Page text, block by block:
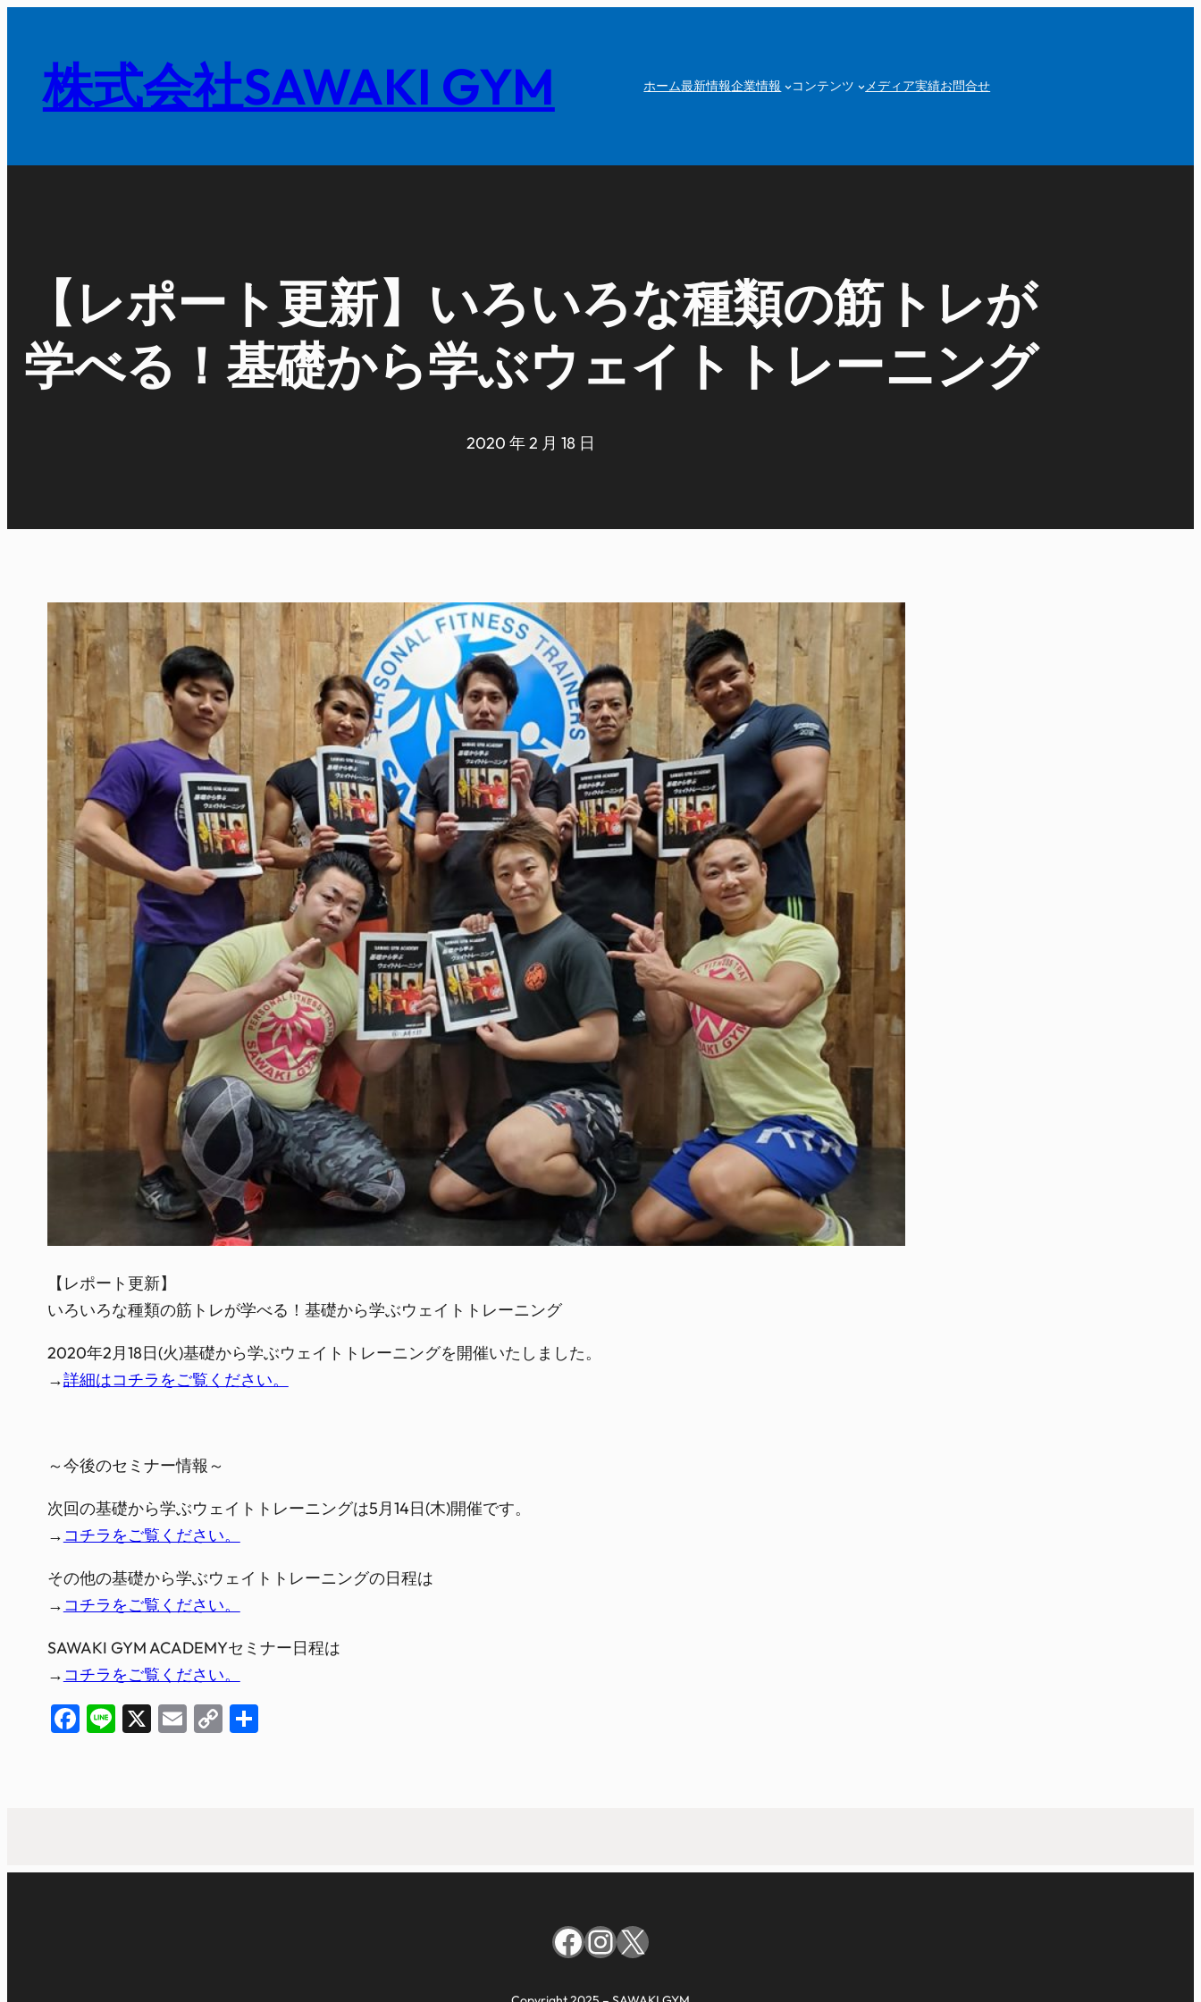
株式会社SAWAKI GYM ホーム最新情報企業情報 コンテンツ メディア実績お問合せ
【レポート更新】いろいろな種類の筋トレが
学べる！基礎から学ぶウェイトトレーニング
2020 年 2 月 18 日
【レポート更新】
いろいろな種類の筋トレが学べる！基礎から学ぶウェイトトレーニング
2020年2月18日(火)基礎から学ぶウェイトトレーニングを開催いたしました。
→詳細はコチラをご覧ください。
～今後のセミナー情報～
次回の基礎から学ぶウェイトトレーニングは5月14日(木)開催です。
→ コチラをご覧ください。
その他の基礎から学ぶウェイトトレーニングの日程は
→ コチラをご覧ください。
SAWAKI GYM ACADEMYセミナー日程は
→ コチラをご覧ください。
Facebook
Line
X Email
Copy
共
Facebook
Instagram
X